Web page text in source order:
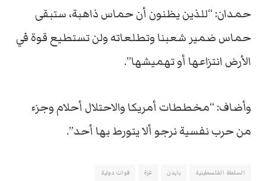
حمدان: “للذين يظنون أن حماس ذاهبة، ستبقى
حماس ضمير شعبنا وتطلعاته ولن تستطيع قوة في
الأرض انتزاعها أو تهميشها”.
وأضاف: “مخططات أمريكا والاحتلال أحلام وجزء
من حرب نفسية نرجو ألا يتورط بها أحد”.
السلطة الفلسطينية بايدن غزة قوات دولية